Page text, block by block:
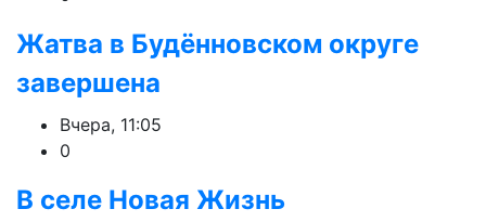
Жатва в Будённовском округе
завершена
Вчера, 11:05
0
В селе Новая Жизнь